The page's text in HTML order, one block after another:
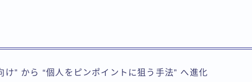
け” から “個人をピンポイントに狙う手法” へ進化